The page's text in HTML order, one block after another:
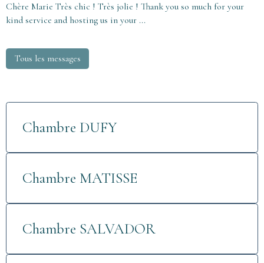
Chère Marie Très chic ! Très jolie ! Thank you so much for your
kind service and hosting us in your ...
Tous les messages
Chambre DUFY
Chambre MATISSE
Chambre SALVADOR